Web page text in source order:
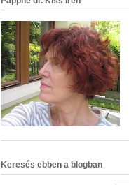
Keresés ebben a blogban